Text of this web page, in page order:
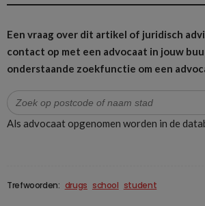
Een vraag over dit artikel of juridisch
contact op met een advocaat in jouw
onderstaande zoekfunctie om een
Zoek
naar:
Als advocaat opgenomen worden in de
Trefwoorden: drugs school student